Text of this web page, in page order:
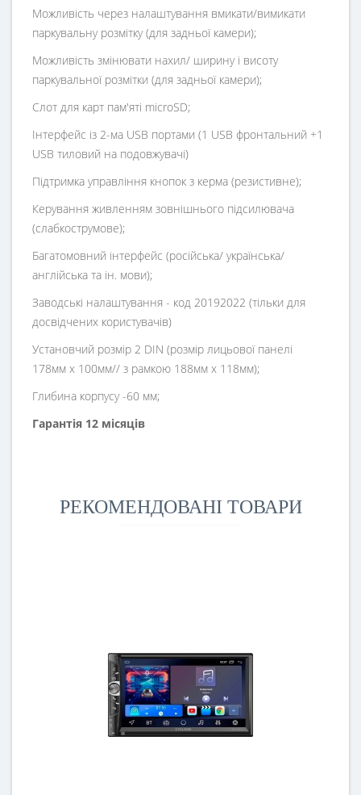
Можливість через налаштування вмикати/вимикати
паркувальну розмітку (для задньої камери);
Можливість змінювати нахил/ ширину і висоту
паркувальної розмітки (для задньої камери);
Слот для карт пам'яті microSD;
Інтерфейс із 2-ма USB портами (1 USB фронтальний +1
USB тиловий на подовжувачі)
Підтримка управління кнопок з керма (резистивне);
Керування живленням зовнішнього підсилювача
(слабкострумове);
Багатомовний інтерфейс (російська/ українська/
англійська та ін. мови);
Заводські налаштування - код 20192022 (тільки для
досвідчених користувачів)
Установчий розмір 2 DIN (розмір лицьової панелі
178мм х 100мм// з рамкою 188мм х 118мм);
Глибина корпусу -60 мм;
Гарантія 12 місяців
РЕКОМЕНДОВАНІ ТОВАРИ